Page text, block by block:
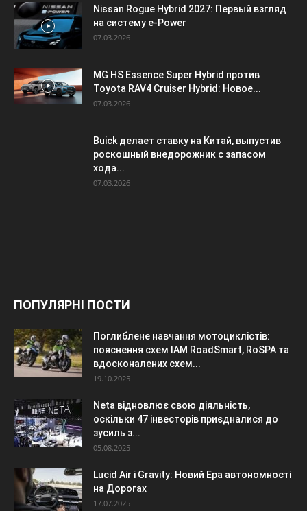
Nissan Rogue Hybrid 2027: Первый взгляд
на систему e-Power
07.03.2026
MG HS Essence Super Hybrid против
Toyota RAV4 Cruiser Hybrid: Новое...
07.03.2026
Buick делает ставку на Китай, выпустив
роскошный внедорожник с запасом
хода...
07.03.2026
ПОПУЛЯРНІ ПОСТИ
Поглиблене навчання мотоциклістів:
пояснення схем IAM RoadSmart, RoSPA та
вдосконалених схем...
19.10.2025
Neta відновлює свою діяльність,
оскільки 47 інвесторів приєдналися до
зусиль з...
05.08.2025
Lucid Air і Gravity: Новий Ера автономності
на Дорогах
17.07.2025